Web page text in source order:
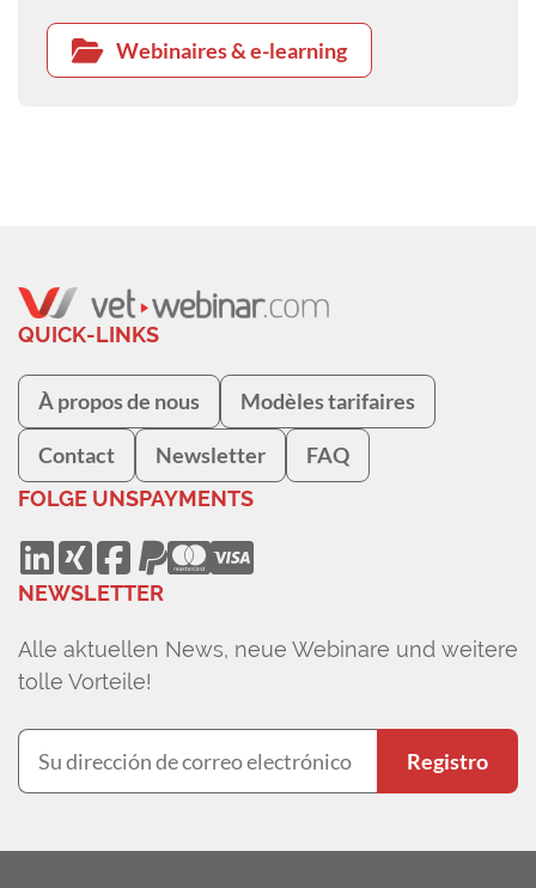
Webinaires & e-learning
QUICK-LINKS
À propos de nous Modèles tarifaires
Contact Newsletter FAQ
FOLGE UNSPAYMENTS
NEWSLETTER
Alle aktuellen News, neue Webinare und weitere
tolle Vorteile!
Registro